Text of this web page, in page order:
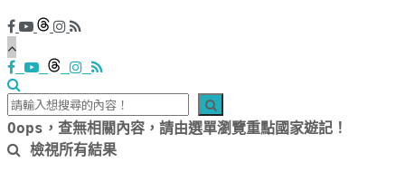
Oops，查無相關內容，請由選單瀏覽重點國家遊記！
檢視所有結果